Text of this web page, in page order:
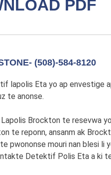
PDF
(508)-584-8120
lapolis Eta yo ap envestige
te anonse.
Lapolis Brockton te resevwa
te reponn, ansanm ak
pwononse mouri nan blesi li
Detektif Polis Eta a ki te